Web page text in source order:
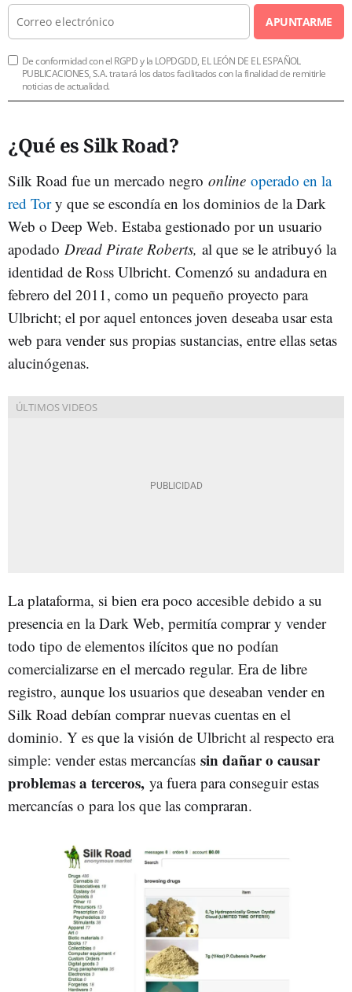
APUNTARME
De conformidad con el RGPD y la LOPDGDD, EL LEÓN DE EL ESPAÑOL
PUBLICACIONES, S.A. tratará los datos facilitados con la finalidad de remitirle
noticias de actualidad.
¿Qué es Silk Road?
Silk Road fue un mercado negro online operado en la
red Tory que se escondía en los dominios de la Dark
Web o Deep Web. Estaba gestionado por un usuario
apodado Dread Pirate Roberts, al que se le atribuyó la
identidad de Ross Ulbricht. Comenzó su andadura en
febrero del 2011, como un pequeño proyecto para
Ulbricht; el por aquel entonces joven deseaba usar esta
web para vender sus propias sustancias, entre ellas setas
alucinógenas.
La plataforma, si bien era poco accesible debido a su
presencia en la Dark Web, permitía comprar y vender
todo tipo de elementos ilícitos que no podían
comercializarse en el mercado regular. Era de libre
registro, aunque los usuarios que deseaban vender en
Silk Road debían comprar nuevas cuentas en el
dominio. Y es que la visión de Ulbricht al respecto era
simple: vender estas mercancías sin dañar o causar
problemas a terceros, ya fuera para conseguir estas
mercancías o para los que las compraran.